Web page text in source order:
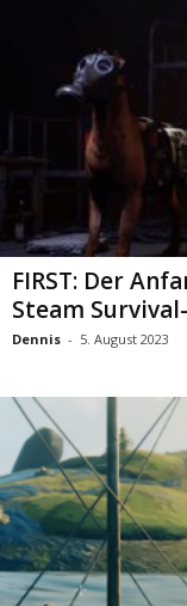
FIRST: Der
Steam
Dennis - 5. August 2023